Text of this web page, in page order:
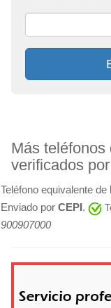
Más
verificados
Teléfono equivalente de
Enviado por CEPI.
900907000